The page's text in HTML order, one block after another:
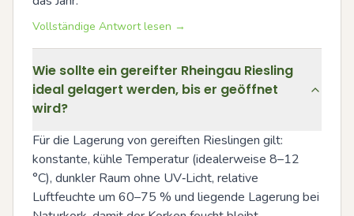
Vollständige Antwort lesen →
Wie sollte ein gereifter Rheingau Riesling
ideal gelagert werden, bis er geöffnet
wird?
Für die Lagerung von gereiften Rieslingen gilt:
konstante, kühle Temperatur (idealerweise 8–12
°C), dunkler Raum ohne UV‑Licht, relative
Luftfeuchte um 60–75 % und liegende Lagerung bei